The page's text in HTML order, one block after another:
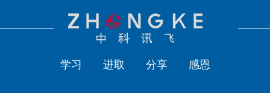
学习 进取 分享 感恩